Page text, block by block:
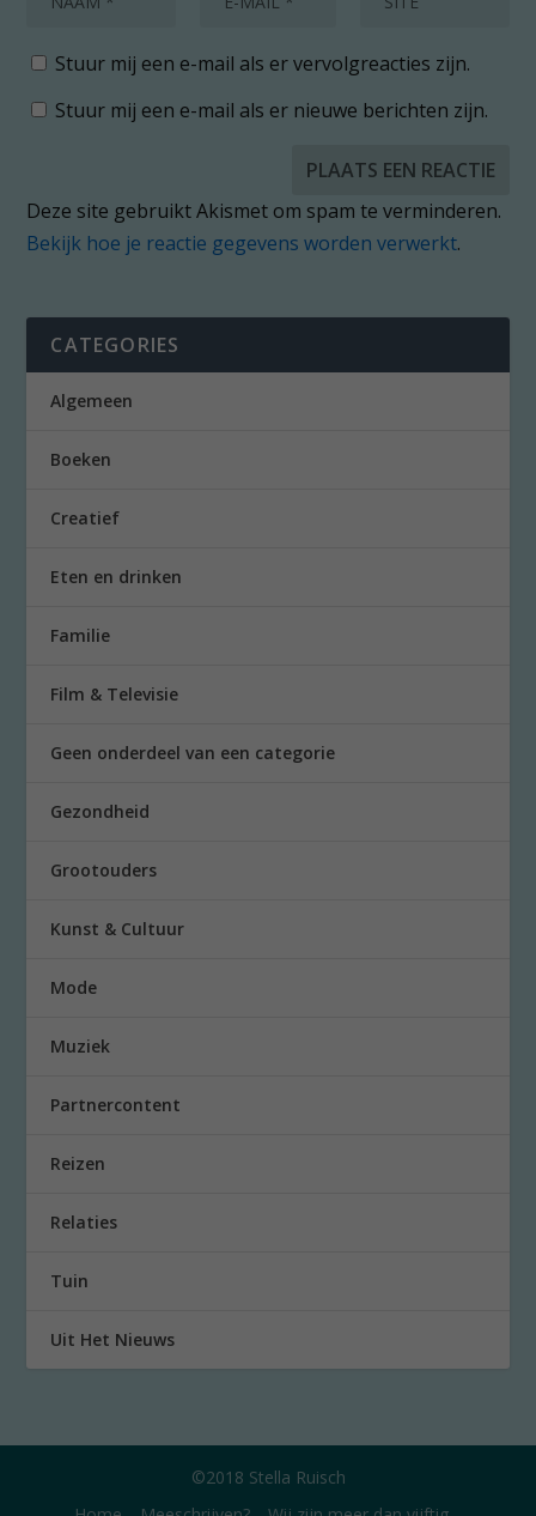
Stuur mij een e-mail als er vervolgreacties zijn.
Stuur mij een e-mail als er nieuwe berichten zijn.
Deze site gebruikt Akismet om spam te verminderen.
Bekijk hoe je reactie gegevens worden verwerkt.
CATEGORIES
Algemeen
Boeken
Creatief
Eten en drinken
Familie
Film & Televisie
Geen onderdeel van een categorie
Gezondheid
Grootouders
Kunst & Cultuur
Mode
Muziek
Partnercontent
Reizen
Relaties
Tuin
Uit Het Nieuws
©2018 Stella Ruisch